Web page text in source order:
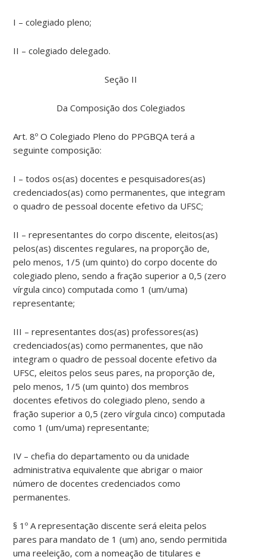
I – colegiado pleno;
II – colegiado delegado.
Seção II
Da Composição dos Colegiados
Art. 8º O Colegiado Pleno do PPGBQA terá a
seguinte composição:
I – todos os(as) docentes e pesquisadores(as)
credenciados(as) como permanentes, que integram
o quadro de pessoal docente efetivo da UFSC;
II – representantes do corpo discente, eleitos(as)
pelos(as) discentes regulares, na proporção de,
pelo menos, 1/5 (um quinto) do corpo docente do
colegiado pleno, sendo a fração superior a 0,5 (zero
vírgula cinco) computada como 1 (um/uma)
representante;
III – representantes dos(as) professores(as)
credenciados(as) como permanentes, que não
integram o quadro de pessoal docente efetivo da
UFSC, eleitos pelos seus pares, na proporção de,
pelo menos, 1/5 (um quinto) dos membros
docentes efetivos do colegiado pleno, sendo a
fração superior a 0,5 (zero vírgula cinco) computada
como 1 (um/uma) representante;
IV – chefia do departamento ou da unidade
administrativa equivalente que abrigar o maior
número de docentes credenciados como
permanentes.
§ 1º A representação discente será eleita pelos
pares para mandato de 1 (um) ano, sendo permitida
uma reeleição, com a nomeação de titulares e